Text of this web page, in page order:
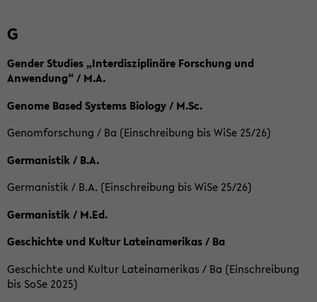
G
Gender Studies „Interdisziplinäre Forschung und
Anwendung“ / M.A.
Genome Based Systems Biology / M.Sc.
Genomforschung / Ba (Einschreibung bis WiSe 25/26)
Germanistik / B.A.
Germanistik / B.A. (Einschreibung bis WiSe 25/26)
Germanistik / M.Ed.
Geschichte und Kultur Lateinamerikas / Ba
Geschichte und Kultur Lateinamerikas / Ba (Einschreibung
bis SoSe 2025)